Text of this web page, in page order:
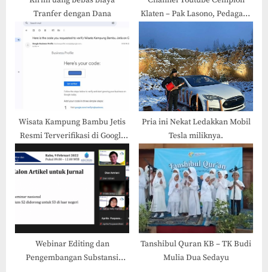
Tranfer dengan Dana
Klaten – Pak Lasono, Pedagang
Wisata Kampung Bambu Jetis
Resmi Terverifikasi di Google
Maps!
Pria ini Nekat Ledakkan Mobil
Tesla miliknya.
Webinar Editing dan
Pengembangan Substansi
Tanshibul Quran KB – TK Budi
Mulia Dua Sedayu